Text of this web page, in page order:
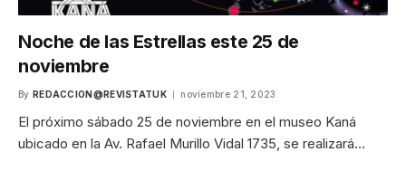
Noche de las Estrellas este 25 de
noviembre
By REDACCION@REVISTATUK noviembre 21, 2023
El próximo sábado 25 de noviembre en el museo Kaná
ubicado en la Av. Rafael Murillo Vidal 1735, se realizará…